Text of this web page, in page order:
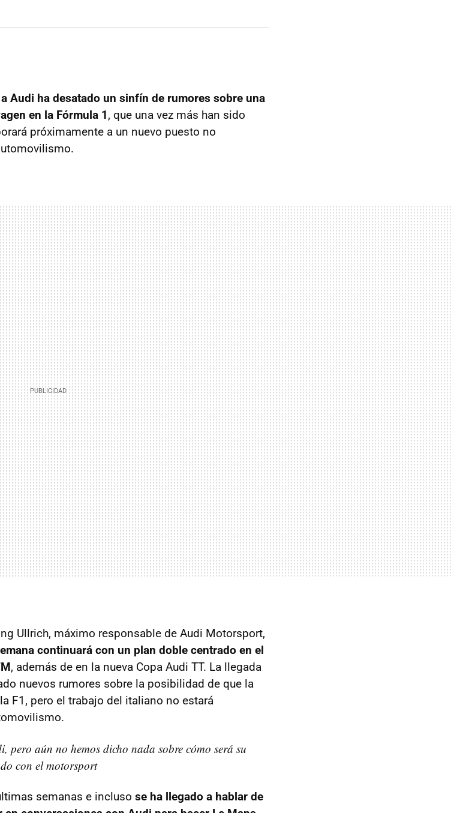
Audi ha desatado un sinfín de rumores sobre una
en la Fórmula 1, que una vez más han sido
próximamente a un nuevo puesto no
Ullrich, máximo responsable de Audi Motorsport,
continuará con un plan doble centrado en el
, además de en la nueva Copa Audi TT. La llegada
nuevos rumores sobre la posibilidad de que la
F1, pero el trabajo del italiano no estará
pero aún no hemos dicho nada sobre cómo será su
con el motorsport
semanas e incluso se ha llegado a hablar de